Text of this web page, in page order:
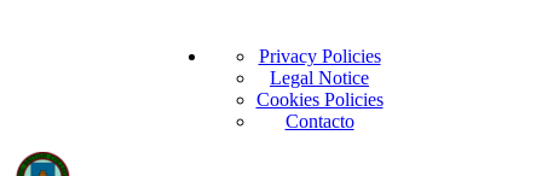
Privacy Policies
Legal Notice
Cookies Policies
Contacto